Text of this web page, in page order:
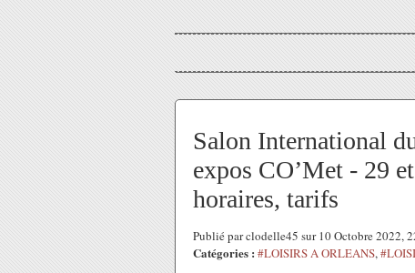
Salon International
expos CO’Met - 29
horaires, tarifs
Publié par clodelle45 sur 10 Octobre 2022,
Catégories : #LOISIRS A ORLEANS,